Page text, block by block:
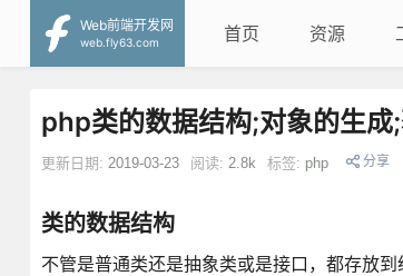
Web前端开发网
web.fly63.com
首页 资源
php类的数据结构;对象的生成
更新日期: 2019-03-23 阅读: 2.8k 标签: php 分享
类的数据结构
不管是普通类还是抽象类或是接口，都存放